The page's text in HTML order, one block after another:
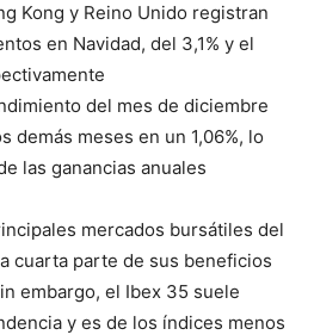
Kong y Reino Unido registran
en Navidad, del 3,1% y el
del mes de diciembre
demás meses en un 1,06%, lo
las ganancias anuales
mercados bursátiles del
cuarta parte de sus beneficios
embargo, el Ibex 35 suele
y es de los índices menos